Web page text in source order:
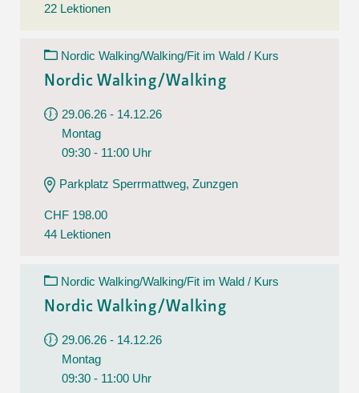
22 Lektionen
Nordic Walking/Walking/Fit im Wald / Kurs
Nordic Walking/Walking
29.06.26 - 14.12.26
Montag
09:30 - 11:00 Uhr
Parkplatz Sperrmattweg, Zunzgen
CHF 198.00
44 Lektionen
Nordic Walking/Walking/Fit im Wald / Kurs
Nordic Walking/Walking
29.06.26 - 14.12.26
Montag
09:30 - 11:00 Uhr